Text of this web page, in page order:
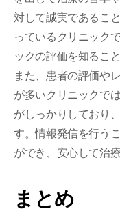
対して誠実であるこ
っているクリニック
ックの評価を知るこ
また、患者の評価や
が多いクリニックで
がしっかりしており
す。情報発信を行う
ができ、安心して治
まとめ